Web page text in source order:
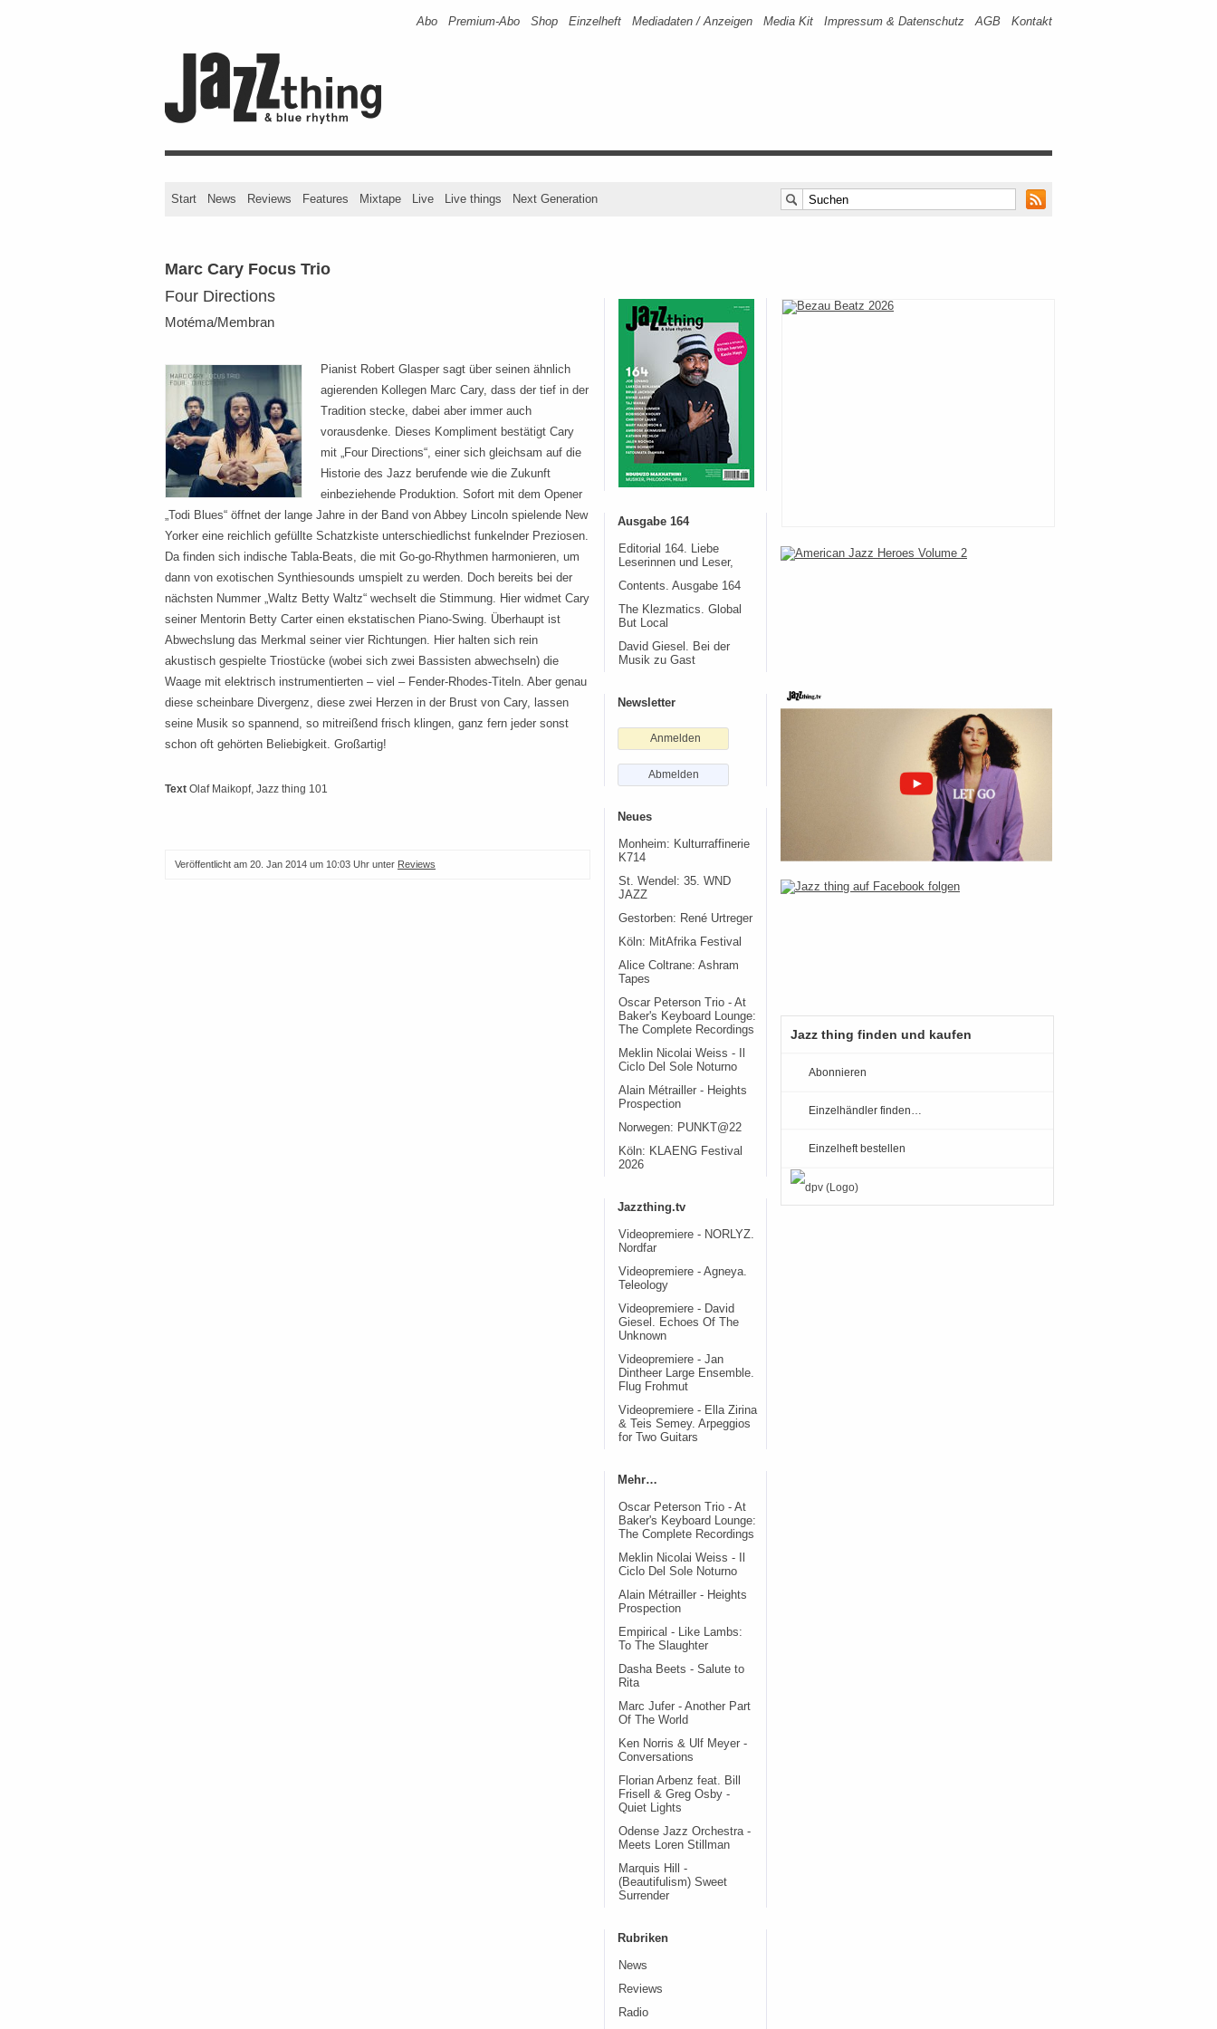
Abo Premium-Abo Shop Einzelheft Mediadaten / Anzeigen Media Kit Impressum & Datenschutz AGB Kontakt
Start News Reviews Features Mixtape Live Live things Next Generation
Marc Cary Focus Trio
Four Directions
Motéma/Membran
Pianist Robert Glasper sagt über seinen ähnlich
agierenden Kollegen Marc Cary, dass der tief in der
Tradition stecke, dabei aber immer auch
vorausdenke. Dieses Kompliment bestätigt Cary
mit „Four Directions“, einer sich gleichsam auf die
Historie des Jazz berufende wie die Zukunft
einbeziehende Produktion. Sofort mit dem Opener
„Todi Blues“ öffnet der lange Jahre in der Band von Abbey Lincoln spielende New
Yorker eine reichlich gefüllte Schatzkiste unterschiedlichst funkelnder Preziosen.
Da finden sich indische Tabla-Beats, die mit Go-go-Rhythmen harmonieren, um
dann von exotischen Synthiesounds umspielt zu werden. Doch bereits bei der
nächsten Nummer „Waltz Betty Waltz“ wechselt die Stimmung. Hier widmet Cary
seiner Mentorin Betty Carter einen ekstatischen Piano-Swing. Überhaupt ist
Abwechslung das Merkmal seiner vier Richtungen. Hier halten sich rein
akustisch gespielte Triostücke (wobei sich zwei Bassisten abwechseln) die
Waage mit elektrisch instrumentierten – viel – Fender-Rhodes-Titeln. Aber genau
diese scheinbare Divergenz, diese zwei Herzen in der Brust von Cary, lassen
seine Musik so spannend, so mitreißend frisch klingen, ganz fern jeder sonst
schon oft gehörten Beliebigkeit. Großartig!
Text Olaf Maikopf, Jazz thing 101
Veröffentlicht am 20. Jan 2014 um 10:03 Uhr unter Reviews
Ausgabe 164
Editorial 164. Liebe
Leserinnen und Leser,
Contents. Ausgabe 164
The Klezmatics. Global
But Local
David Giesel. Bei der
Musik zu Gast
Newsletter
Anmelden
Abmelden
Neues
Monheim: Kulturraffinerie
K714
St. Wendel: 35. WND
JAZZ
Gestorben: René Urtreger
Köln: MitAfrika Festival
Alice Coltrane: Ashram
Tapes
Oscar Peterson Trio - At
Baker's Keyboard Lounge:
The Complete Recordings
Meklin Nicolai Weiss - Il
Ciclo Del Sole Noturno
Alain Métrailler - Heights
Prospection
Norwegen: PUNKT@22
Köln: KLAENG Festival
2026
Jazzthing.tv
Videopremiere - NORLYZ.
Nordfar
Videopremiere - Agneya.
Teleology
Videopremiere - David
Giesel. Echoes Of The
Unknown
Videopremiere - Jan
Dintheer Large Ensemble.
Flug Frohmut
Videopremiere - Ella Zirina
& Teis Semey. Arpeggios
for Two Guitars
Mehr…
Oscar Peterson Trio - At
Baker's Keyboard Lounge:
The Complete Recordings
Meklin Nicolai Weiss - Il
Ciclo Del Sole Noturno
Alain Métrailler - Heights
Prospection
Empirical - Like Lambs:
To The Slaughter
Dasha Beets - Salute to
Rita
Marc Jufer - Another Part
Of The World
Ken Norris & Ulf Meyer -
Conversations
Florian Arbenz feat. Bill
Frisell & Greg Osby -
Quiet Lights
Odense Jazz Orchestra -
Meets Loren Stillman
Marquis Hill -
(Beautifulism) Sweet
Surrender
Rubriken
News
Reviews
Radio
Jazz thing finden und kaufen
Abonnieren
Einzelhändler finden…
Einzelheft bestellen